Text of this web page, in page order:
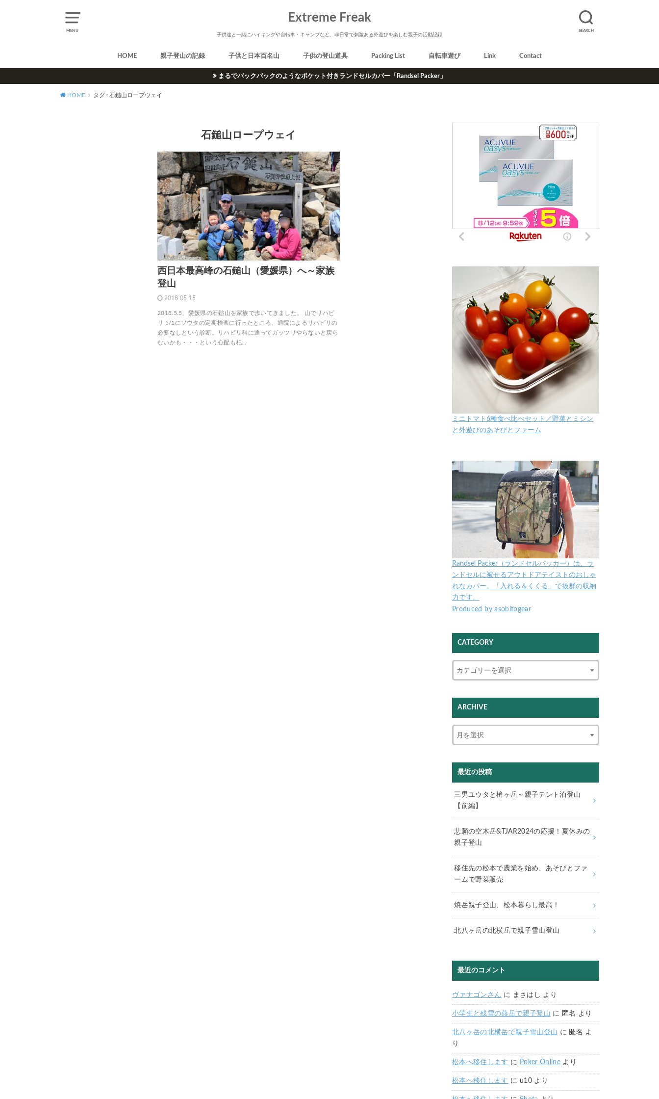
MENU SEARCH
Extreme Freak
子供達と一緒にハイキングや自転車・キャンプなど、非日常で刺激ある外遊びを楽しむ親子の活動記録
HOME 親子登山の記録 子供と日本百名山 子供の登山道具 Packing List 自転車遊び Link Contact
まるでバックパックのようなポケット付きランドセルカバー「Randsel Packer」
HOME タグ : 石鎚山ロープウェイ
石鎚山ロープウェイ
西日本最高峰の石鎚山（愛媛県）へ～家族
登山
2018-05-15
2018.5.5、愛媛県の石鎚山を家族で歩いてきました。 山でリハビ
リ 5/1にソウタの定期検査に行ったところ、通院によるリハビリの
必要なしという診断。リハビリ科に通ってガッツリやらないと戻ら
ないかも・・・という心配も杞…
ミニトマト6種食べ比べセット／野菜とミシン
と外遊びのあそびとファーム
Randsel Packer（ランドセルパッカー）は、ラ
ンドセルに被せるアウトドアテイストのおしゃ
れなカバー。「入れる＆くくる」で抜群の収納
力です。
Produced by asobitogear
CATEGORY
ARCHIVE
最近の投稿
三男ユウタと槍ヶ岳～親子テント泊登山
【前編】
悲願の空木岳&TJAR2024の応援！夏休みの
親子登山
移住先の松本で農業を始め、あそびとファ
ームで野菜販売
焼岳親子登山、松本暮らし最高！
北八ヶ岳の北横岳で親子雪山登山
最近のコメント
ヴァナゴンさん に まさはし より
小学生と残雪の燕岳で親子登山 に 匿名 より
北八ヶ岳の北横岳で親子雪山登山 に 匿名 よ
り
松本へ移住します に Poker Online より
松本へ移住します に u10より